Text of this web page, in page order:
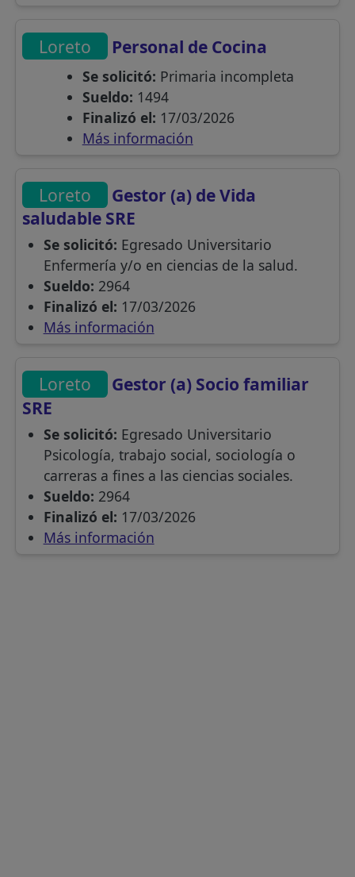
Loreto Personal de Cocina
Se solicitó: Primaria incompleta
Sueldo: 1494
Finalizó el: 17/03/2026
Más información
Loreto
Gestor (a) de Vida
saludable SRE
Se solicitó: Egresado Universitario
Enfermería y/o en ciencias de la salud.
Sueldo: 2964
Finalizó el: 17/03/2026
Más información
Loreto
Gestor (a) Socio familiar
SRE
Se solicitó: Egresado Universitario
Psicología, trabajo social, sociología o
carreras a fines a las ciencias sociales.
Sueldo: 2964
Finalizó el: 17/03/2026
Más información